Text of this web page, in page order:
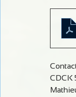
CDCK